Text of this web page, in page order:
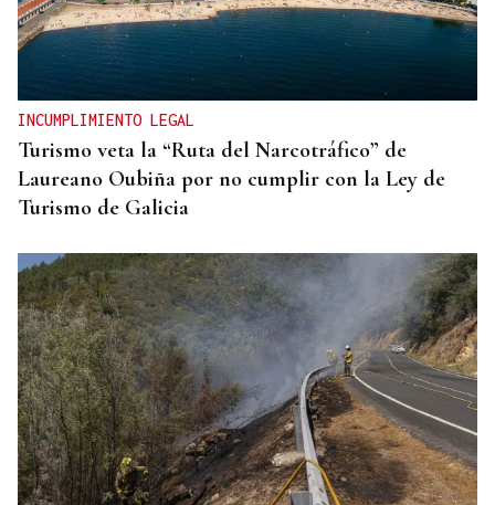
INCUMPLIMIENTO LEGAL
Turismo veta la “Ruta del Narcotráfico” de
Laureano Oubiña por no cumplir con la Ley de
Turismo de Galicia